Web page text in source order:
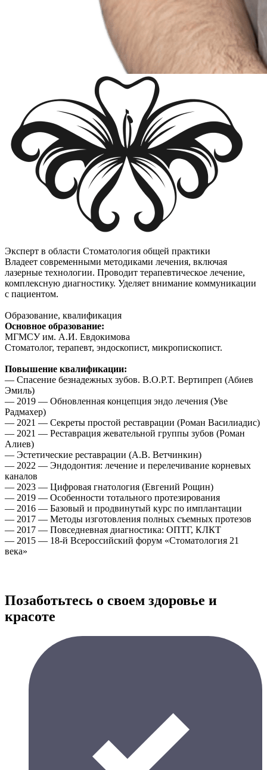
Эксперт в области Стоматология общей практики
Владеет современными методиками лечения, включая
лазерные технологии. Проводит терапевтическое лечение,
комплексную диагностику. Уделяет внимание коммуникации
с пациентом.
Образование, квалификация
Основное образование:
МГМСУ им. А.И. Евдокимова
Cтоматолог, терапевт, эндоскопист, микропископист.
Повышение квалификации:
— Спасение безнадежных зубов. B.O.P.T. Вертипреп (Абиев
Эмиль)
— 2019 — Обновленная концепция эндо лечения (Уве
Радмахер)
— 2021 — Секреты простой реставрации (Роман Василиадис)
— 2021 — Реставрация жевательной группы зубов (Роман
Алиев)
— Эстетические реставрации (А.В. Ветчинкин)
— 2022 — Эндодонтия: лечение и перелечивание корневых
каналов
— 2023 — Цифровая гнатология (Евгений Рощин)
— 2019 — Особенности тотального протезирования
— 2016 — Базовый и продвинутый курс по имплантации
— 2017 — Методы изготовления полных съемных протезов
— 2017 — Повседневная диагностика: ОПТГ, КЛКТ
— 2015 — 18-й Всероссийский форум «Стоматология 21
века»
Позаботьтесь о своем здоровье и
красоте